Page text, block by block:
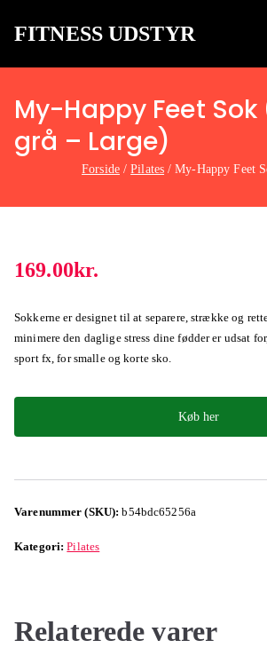
FITNESS UDSTYR
My-Happy Feet Sok
grå – Large)
Forside Pilates My-Happy Feet
169.00kr.
Sokkerne er designet til at separere, strække og
minimere den daglige stress dine fødder er udsat
sport fx, for smalle og korte sko.
Køb her
Varenummer (SKU):b54bdc65256a
Kategori:Pilates
Relaterede varer